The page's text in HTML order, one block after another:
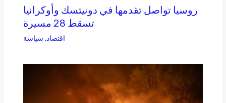
روسيا تواصل تقدمها في دونيتسك وأوكرانيا
تسقط 28 مسيرة
اقتصاد, سياسة